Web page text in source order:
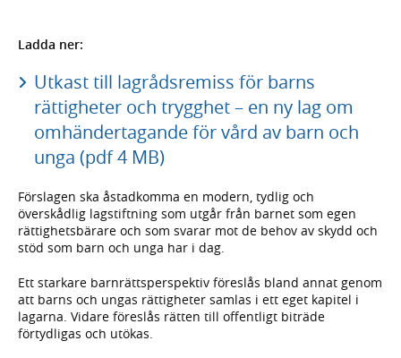
Ladda ner:
Utkast till lagrådsremiss för barns
rättigheter och trygghet – en ny lag om
omhändertagande för vård av barn och
unga (pdf 4 MB)
Förslagen ska åstadkomma en modern, tydlig och
överskådlig lagstiftning som utgår från barnet som egen
rättighetsbärare och som svarar mot de behov av skydd och
stöd som barn och unga har i dag.
Ett starkare barnrättsperspektiv föreslås bland annat genom
att barns och ungas rättigheter samlas i ett eget kapitel i
lagarna. Vidare föreslås rätten till offentligt biträde
förtydligas och utökas.